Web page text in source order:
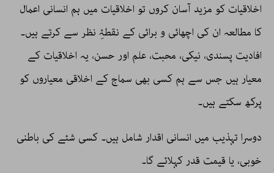
اخلاقیات کو مزید آسان کروں تو اخلاقیات میں ہم انسانی اعمال
کا مطالعہ ان کی اچھائی و برائی کے نقطۂِ نظر سے کرتے ہیں۔
افادیت پسندی، نیکی، محبت، علم اور حسن، یہ اخلاقیات کے
معیار ہیں جس سے ہم کسی بھی سماج کے اخلاقی معیاروں کو
پرکھ سکتے ہیں۔
دوسرا تہذیب میں انسانی اقدار شامل ہیں۔ کسی شئے کی باطنی
خوبی، یا قیمت قدر کہلائے گا۔